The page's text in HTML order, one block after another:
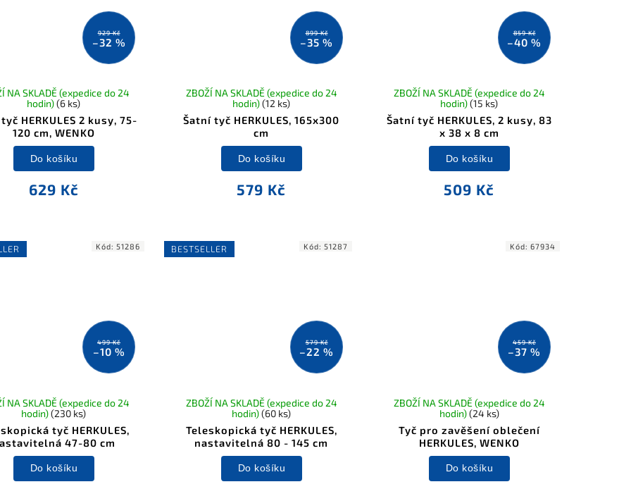
929 Kč
–32 %
HERKULES 2 kusy, 75-
120 cm, WENKO
NA SKLADĚ (expedice do 24
hodin)(6 ks)
629 Kč
Do košíku
899 Kč
–35 %
Šatní tyč HERKULES, 165x300
cm
ZBOŽÍ NA SKLADĚ (expedice do 24
hodin)(12 ks)
579 Kč
Do košíku
859 Kč
–40 %
Šatní tyč HERKULES, 2 kusy, 83
x 38 x 8 cm
ZBOŽÍ NA SKLADĚ (expedice do 24
hodin)(15 ks)
509 Kč
Do košíku
499 Kč
–10 %
tyč HERKULES,
47-80 cm
NA SKLADĚ (expedice do 24
hodin)(230 ks)
Do košíku
Kód: 51286 BESTSELLER
579 Kč
–22 %
Teleskopická tyč HERKULES,
nastavitelná 80 - 145 cm
ZBOŽÍ NA SKLADĚ (expedice do 24
hodin)(60 ks)
Do košíku
Kód: 51287
459 Kč
–37 %
Tyč pro zavěšení oblečení
HERKULES, WENKO
ZBOŽÍ NA SKLADĚ (expedice do 24
hodin)(24 ks)
Do košíku
Kód:67934